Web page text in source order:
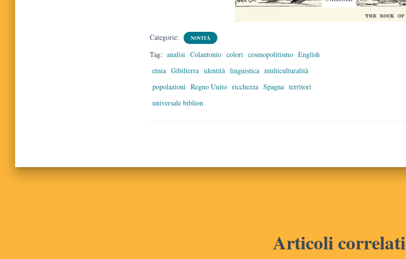
Categorie: NOVITÀ
Tag: analisi Colantonio colori cosmopolitismo English
etnia Gibilterra identità linguistica multiculturalità
popolazioni Regno Unito ricchezza Spagna territori
universale biblion
Articoli correlati